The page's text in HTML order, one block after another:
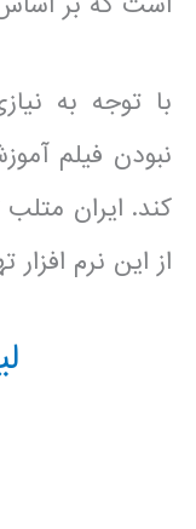
با توجه به
نبودن فیلم
کند. ایران
از این نرم افزار